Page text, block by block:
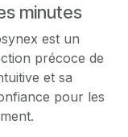
minutes
est un
précoce de
et sa
pour les